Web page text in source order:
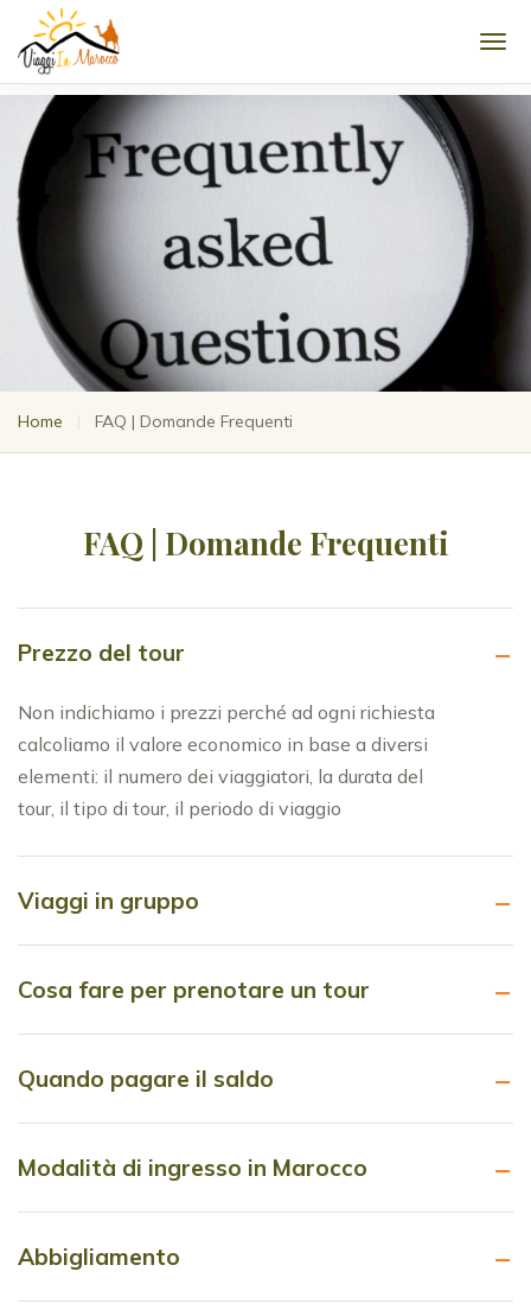
Home | FAQ | Domande Frequenti
FAQ | Domande Frequenti
Prezzo del tour
Non indichiamo i prezzi perché ad ogni richiesta
calcoliamo il valore economico in base a diversi
elementi: il numero dei viaggiatori, la durata del
tour, il tipo di tour, il periodo di viaggio
Viaggi in gruppo
Cosa fare per prenotare un tour
Quando pagare il saldo
Modalità di ingresso in Marocco
Abbigliamento